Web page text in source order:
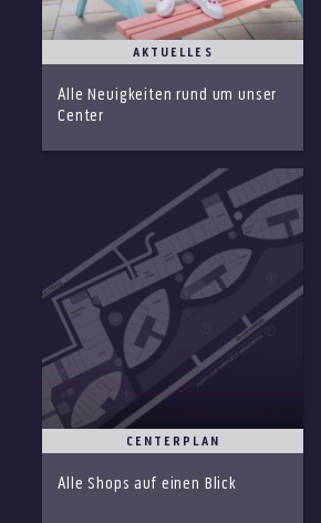
AKTUELLES
Alle Neuigkeiten rund um unser
Center
CENTERPLAN
Alle Shops auf einen Blick